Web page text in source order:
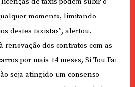
momento, limitando
destes taxistas”, alertou.
renovação dos contratos com as
por mais 14 meses, Si Tou Fai
seja atingido um consenso